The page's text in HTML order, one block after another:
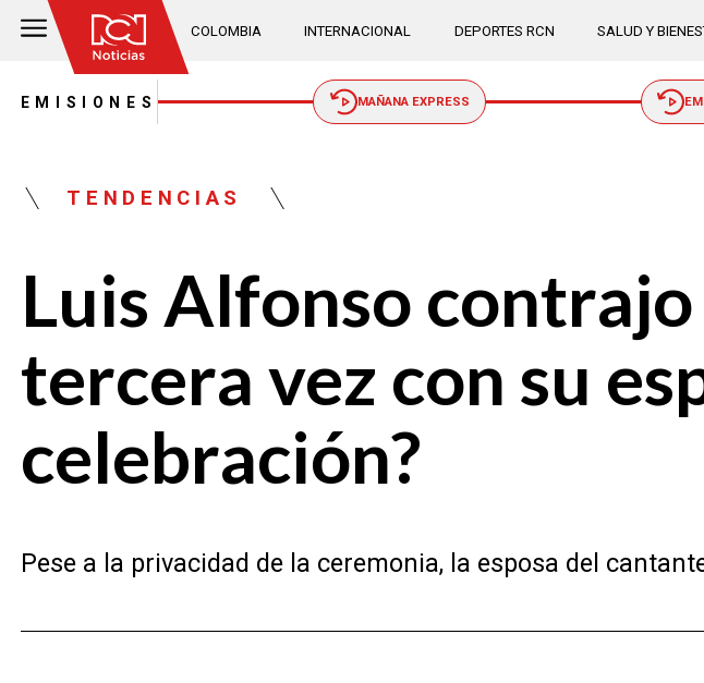
COLOMBIA INTERNACIONAL DEPORTES RCN SALUD Y
EMISIONES MAÑANA EXPRESS
TENDENCIAS
Luis Alfonso
tercera vez con su
celebración?
Pese a la privacidad de la ceremonia, la esposa del